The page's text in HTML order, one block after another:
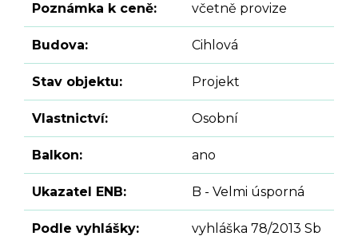
Poznámka k ceně: včetně provize
Budova: Cihlová
Stav objektu: Projekt
Vlastnictví: Osobní
Balkon: ano
Ukazatel ENB: B - Velmi úsporná
Podle vyhlášky: vyhláška 78/2013 Sb